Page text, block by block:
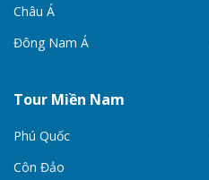
Châu Á
Đông Nam Á
Tour Miền Nam
Phú Quốc
Côn Đảo